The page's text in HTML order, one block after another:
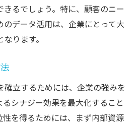
るでしょう。特に、顧客のニー
のデータ活用は、企業にとって大
ります。
確立するためには、企業の強みを
シナジー効果を最大化すること
を得るためには、まず内部資源